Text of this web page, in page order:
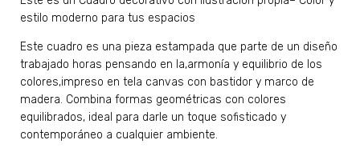
estilo moderno para tus espacios
Este cuadro es una pieza estampada que parte de un diseño
trabajado horas pensando en la,armonía y equilibrio de los
colores,impreso en tela canvas con bastidor y marco de
madera. Combina formas geométricas con colores
equilibrados, ideal para darle un toque sofisticado y
contemporáneo a cualquier ambiente.